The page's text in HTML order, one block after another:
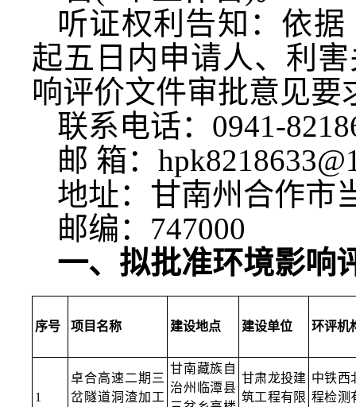
听证权利告知：依
起五日内申请人、利
响评价文件审批意见要
联系电话：0941-
邮 箱：
地址：甘南州合作市
邮编：747000
一、拟批准环境影响
序号 项目名称 建设地点 建设单位 环评机
1
卓合高速二期三
岔隧道洞渣加工
甘南藏族自
治州临潭县
甘肃龙投建
筑工程有限
中铁西
程检测